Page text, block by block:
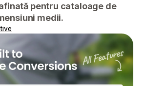
pentru cataloage de
medii.